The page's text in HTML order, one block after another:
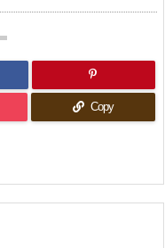
Copy